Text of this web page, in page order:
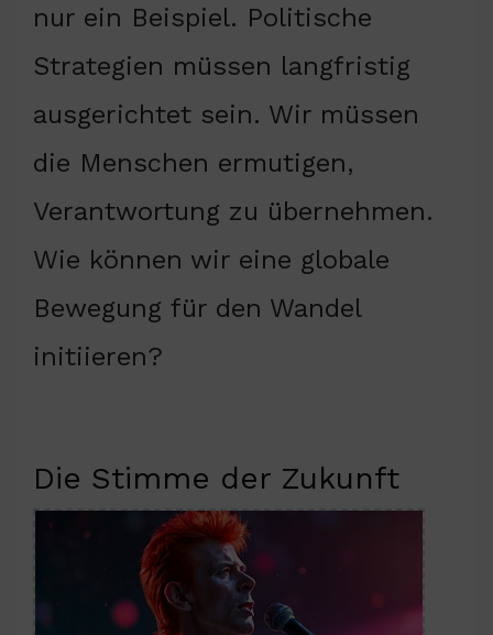
nur ein Beispiel. Politische
Strategien müssen langfristig
ausgerichtet sein. Wir müssen
die Menschen ermutigen,
Verantwortung zu übernehmen.
Wie können wir eine globale
Bewegung für den Wandel
initiieren?
Die Stimme der Zukunft